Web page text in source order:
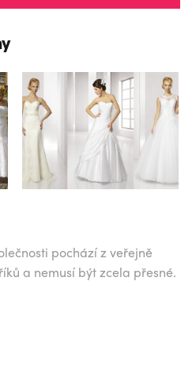
pochází z veřejně
a nemusí být zcela přesné.